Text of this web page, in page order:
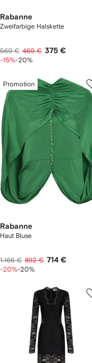
Rabanne
Zweifarbige Halskette
569 € 469 € 375 €
-15%-20%
Promotion
Rabanne
Haut Bluse
1.166 € 892 € 714 €
-20%-20%